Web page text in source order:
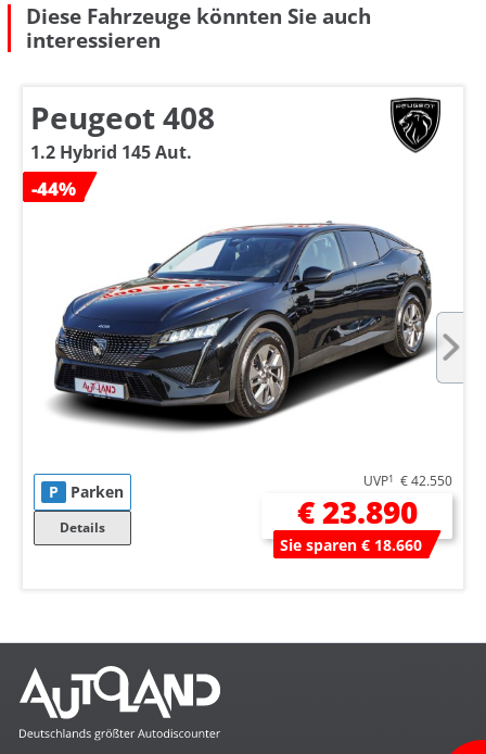
Diese Fahrzeuge könnten Sie auch
interessieren
Peugeot 408
1.2 Hybrid 145 Aut.
-44%
P Parken
Details
UVP1 € 42.550
€ 23.890
Sie sparen € 18.660